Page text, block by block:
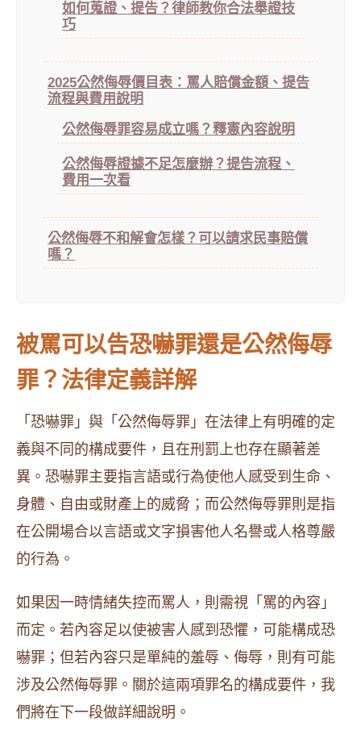
如何蒐證、提告？律師教你合法舉證技
巧
2025公然侮辱價目表：罵人賠償金額、提告
流程與費用說明
公然侮辱罪容易成立嗎？釋憲內容說明
公然侮辱證據不足怎麼辦？提告流程、
費用一次看
公然侮辱不和解會怎樣？可以請求民事賠償
嗎？
被罵可以告恐嚇罪還是公然侮辱
罪？法律定義詳解
「恐嚇罪」與「公然侮辱罪」在法律上有明確的定
義與不同的構成要件，且在刑罰上也存在顯著差
異。恐嚇罪主要指言語或行為使他人感受到生命、
身體、自由或財產上的威脅；而公然侮辱罪則是指
在公開場合以言語或文字損害他人名譽或人格尊嚴
的行為。
如果因一時情緒失控而罵人，則需視「罵的內容」
而定。若內容足以使被害人感到恐懼，可能構成恐
嚇罪；但若內容只是單純的羞辱、侮辱，則有可能
涉及公然侮辱罪。關於這兩項罪名的構成要件，我
們將在下一段做詳細說明。